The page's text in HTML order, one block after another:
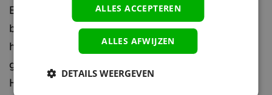
Een andere samenwerking waar Jordi trots op is,
betreft het Hack Right Program. "Vooral jonge
hackers gaan weleens over de schreef als het
gaat om het plegen van computervredebreuk.
Het Team High Tech Crime van de politie heeft
ALLES ACCEPTEREN
ALLES AFWIJZEN
DETAILS WEERGEVEN